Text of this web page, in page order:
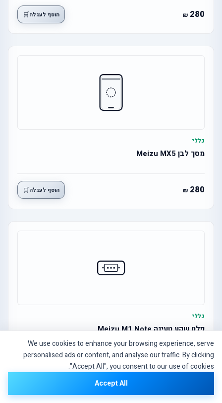
We use cookies to enhance your browsing experience, serve
personalised ads or content, and analyse our traffic. By clicking
"Accept All", you consent to our use of cookies.
Accept All
280 הוסף לעגלה🛒
כללי
מסך לבן Meizu MX5
280 הוסף לעגלה🛒
כללי
פלט שקע טעינה Meizu M1 Note
30